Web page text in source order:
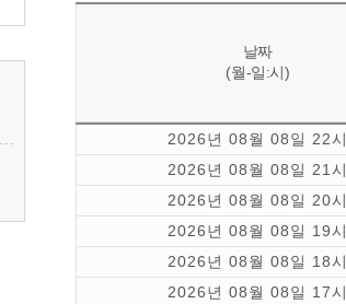
날짜
(월-일:시)
2026년 08월 08일 22시
2026년 08월 08일 21시
2026년 08월 08일 20시
2026년 08월 08일 19시
2026년 08월 08일 18시
2026년 08월 08일 17시